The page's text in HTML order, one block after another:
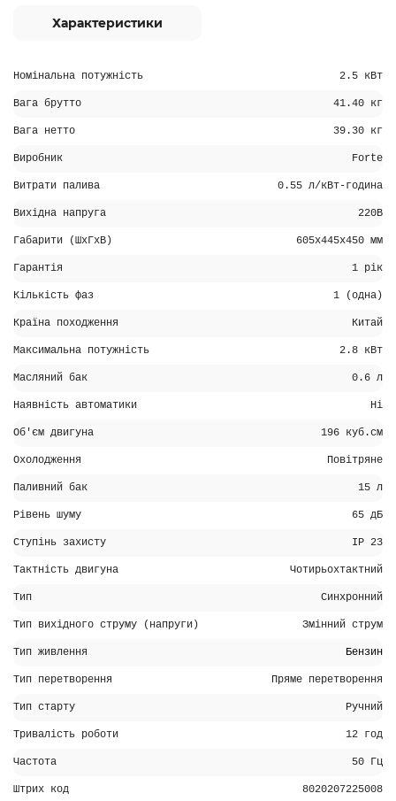
Характеристики
Номінальна потужність 2.5 кВт
Вага брутто 41.40 кг
Вага нетто 39.30 кг
Виробник Forte
Витрати палива 0.55 л/кВт-година
Вихідна напруга 220В
Габарити (ШхГхВ) 605х445х450 мм
Гарантія 1 рік
Кількість фаз 1 (одна)
Країна походження Китай
Максимальна потужність 2.8 кВт
Масляний бак 0.6 л
Наявність автоматики Ні
Об'єм двигуна 196 куб.см
Охолодження Повітряне
Паливний бак 15 л
Рівень шуму 65 дБ
Ступінь захисту IP 23
Тактність двигуна Чотирьохтактний
Тип Синхронний
Тип вихідного струму (напруги) Змінний струм
Тип живлення Бензин
Тип перетворення Пряме перетворення
Тип старту Ручний
Тривалість роботи 12 год
Частота 50 Гц
Штрих код 8020207225008